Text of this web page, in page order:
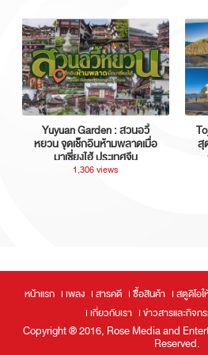
Yuyuan Garden : สวนอวี้
หยวน จุดเช็กอินห้ามพลาดเมื่อ
มาเซี่ยงไฮ้ ประเทศจีน
1,306 views
สุ
หน้าแรก เพลง สารคดี ซื้อสินค้า สตูดิโอใ
เกี่ยวกับเรา
ข่าวสารและกิจก
Copyright ® 2016, Rose Media and
Reserved.